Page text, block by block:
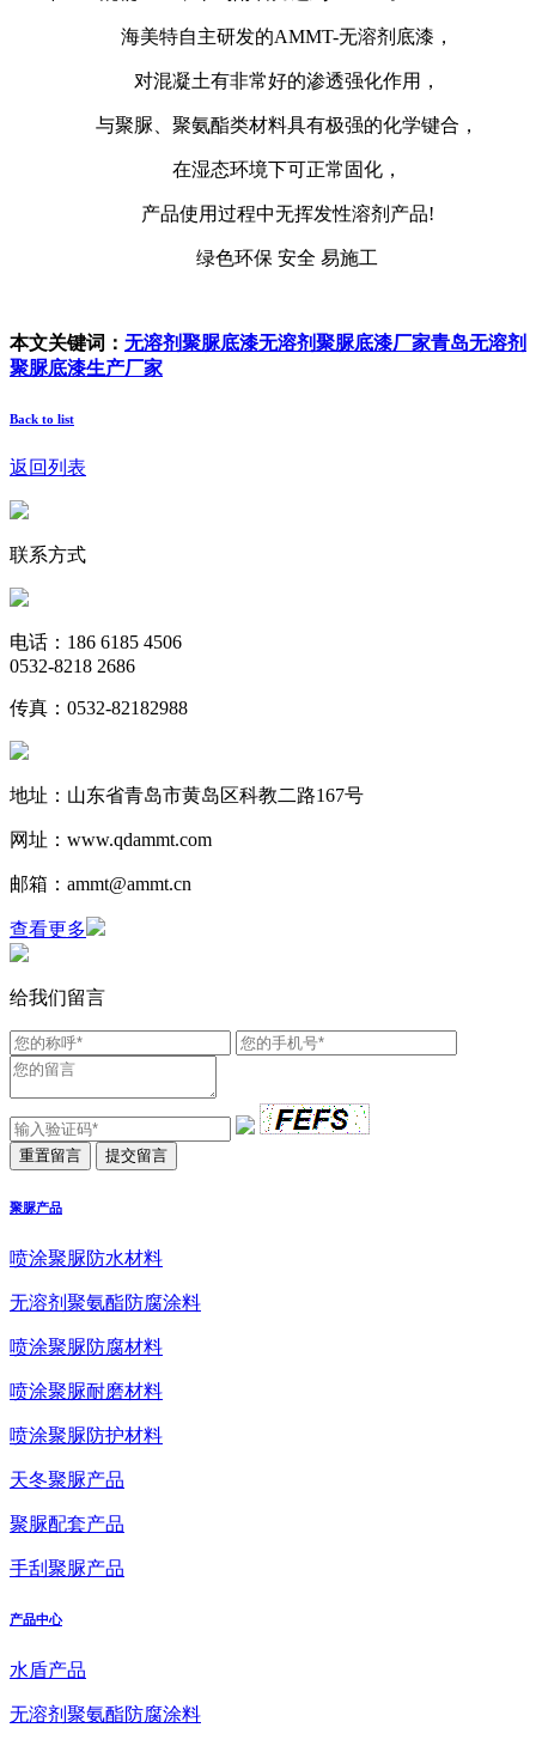
海美特自主研发的AMMT-无溶剂底漆，
对混凝土有非常好的渗透强化作用，
与聚脲、聚氨酯类材料具有极强的化学键合，
在湿态环境下可正常固化，
产品使用过程中无挥发性溶剂产品!
绿色环保 安全 易施工
本文关键词： 无溶剂聚脲底漆无溶剂聚脲底漆厂家青岛无溶剂
聚脲底漆生产厂家
Back to list
返回列表
联系方式
电话：186 6185 4506
0532-8218 2686
传真：0532-82182988
地址：山东省青岛市黄岛区科教二路167号
网址：www.qdammt.com
邮箱：ammt@ammt.cn
查看更多
给我们留言
聚脲产品
喷涂聚脲防水材料
无溶剂聚氨酯防腐涂料
喷涂聚脲防腐材料
喷涂聚脲耐磨材料
喷涂聚脲防护材料
天冬聚脲产品
聚脲配套产品
手刮聚脲产品
产品中心
水盾产品
无溶剂聚氨酯防腐涂料